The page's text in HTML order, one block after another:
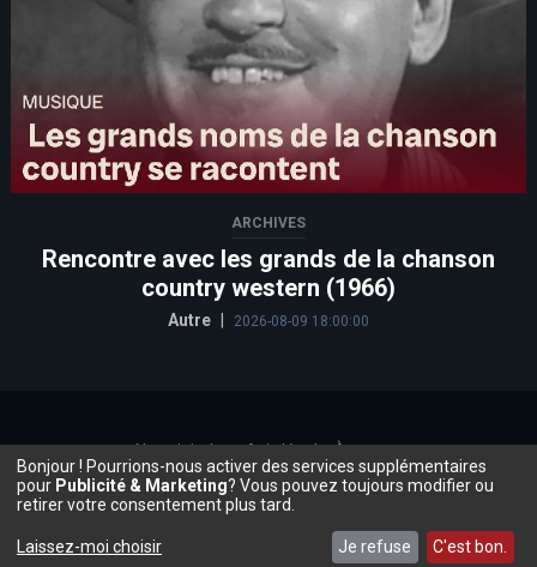
ARCHIVES
Rencontre avec les grands de la chanson
country western (1966)
Autre 2026-08-09 18:00:00
Bonjour ! Pourrions-nous activer des services supplémentaires
pour Publicité & Marketing? Vous pouvez toujours modifier ou
retirer votre consentement plus tard.
Laissez-moi choisir Je refuse C'est bon.
Nous joindre Avis légal À propos
©2026, Beauce.TV